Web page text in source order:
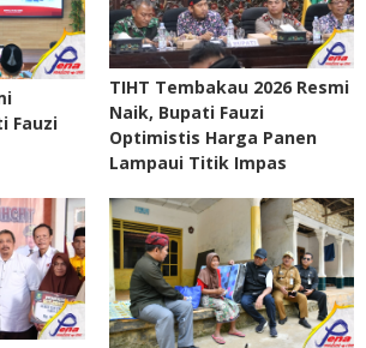
Fauzi
TIHT Tembakau 2026 Resmi
Naik, Bupati Fauzi
Optimistis Harga Panen
Lampaui Titik Impas